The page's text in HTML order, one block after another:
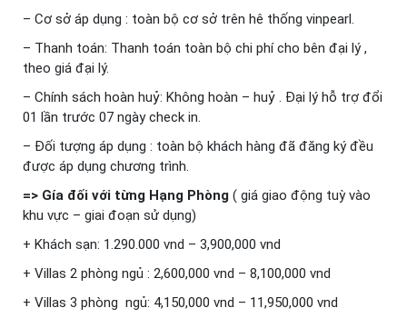
– Cơ sở áp dụng : toàn bộ cơ sở trên hê thống vinpearl.
– Thanh toán: Thanh toán toàn bộ chi phí cho bên đại lý ,
theo giá đại lý.
– Chính sách hoàn huỷ: Không hoàn – huỷ . Đại lý hỗ trợ đổi
01 lần trước 07 ngày check in.
– Đối tượng áp dụng : toàn bộ khách hàng đã đăng ký đều
được áp dụng chương trình.
=> Gía đối với từng Hạng Phòng ( giá giao động tuỳ vào
khu vực – giai đoạn sử dụng)
+ Khách sạn: 1.290.000 vnd – 3,900,000 vnd
+ Villas 2 phòng ngủ : 2,600,000 vnd – 8,100,000 vnd
+ Villas 3 phòng ngủ: 4,150,000 vnd – 11,950,000 vnd